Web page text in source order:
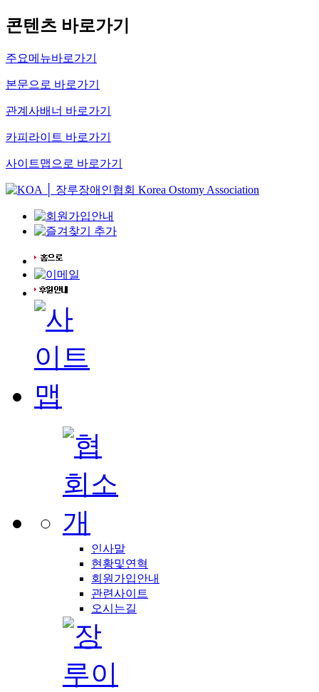
콘텐츠 바로가기
주요메뉴바로가기
본문으로 바로가기
관계사배너 바로가기
카피라이트 바로가기
사이트맵으로 바로가기
인사말
현황및연혁
회원가입안내
관련사이트
오시는길